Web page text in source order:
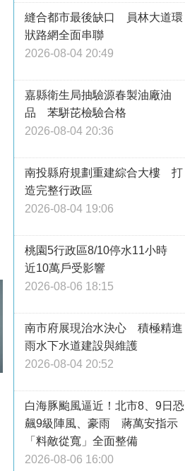
縫合都市最後缺口 員林大道環
狀路網全面串聯
2026-08-04 20:49
嘉縣衛生局抽驗源春製油廠油
品 苯駢芘檢驗合格
2026-08-04 20:36
南投縣府規劃重建綜合大樓 打
造完整行政區
2026-08-04 19:06
桃園5行政區8/10停水11小時
近10萬戶受影響
2026-08-06 18:15
南市府展現治水決心 積極精進
雨水下水道建設與維護
2026-08-04 20:52
白海豚颱風逼近！北市8、9日恐
飆9級陣風、豪雨 蔣萬安指示
「料敵從寬」全面整備
2026-08-06 16:00